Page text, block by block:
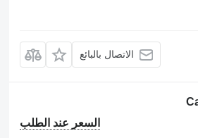
الاتصال بالبائع
السعر عند الطلب